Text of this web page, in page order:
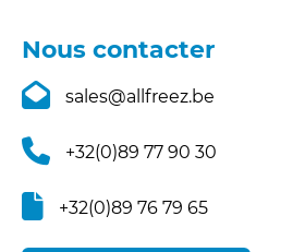
Nous contacter
sales@allfreez.be
+32(0)89 77 90 30
+32(0)89 76 79 65